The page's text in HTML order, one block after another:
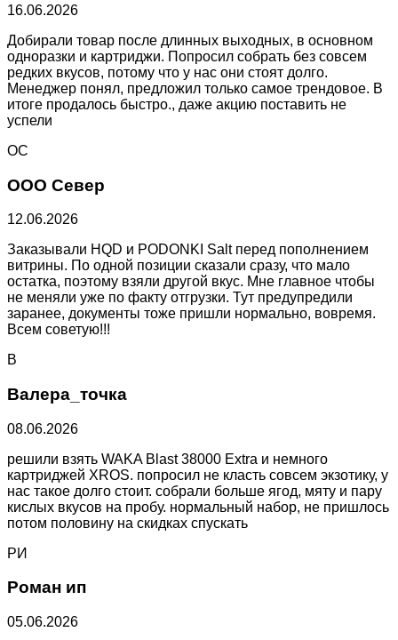
16.06.2026
Добирали товар после длинных выходных, в основном
одноразки и картриджи. Попросил собрать без совсем
редких вкусов, потому что у нас они стоят долго.
Менеджер понял, предложил только самое трендовое. В
итоге продалось быстро., даже акцию поставить не
успели
ОС
ООО Север
12.06.2026
Заказывали HQD и PODONKI Salt перед пополнением
витрины. По одной позиции сказали сразу, что мало
остатка, поэтому взяли другой вкус. Мне главное чтобы
не меняли уже по факту отгрузки. Тут предупредили
заранее, документы тоже пришли нормально, вовремя.
Всем советую!!!
В
Валера_точка
08.06.2026
решили взять WAKA Blast 38000 Extra и немного
картриджей XROS. попросил не класть совсем экзотику, у
нас такое долго стоит. собрали больше ягод, мяту и пару
кислых вкусов на пробу. нормальный набор, не пришлось
потом половину на скидках спускать
РИ
Роман ип
05.06.2026